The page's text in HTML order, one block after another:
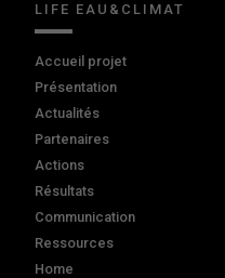
LIFE EAU&CLIMAT
Accueil projet
Présentation
Actualités
Partenaires
Actions
Résultats
Communication
Ressources
Home